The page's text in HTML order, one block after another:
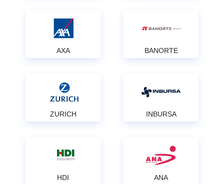
AXA BANORTE
ZURICH INBURSA
HDI ANA